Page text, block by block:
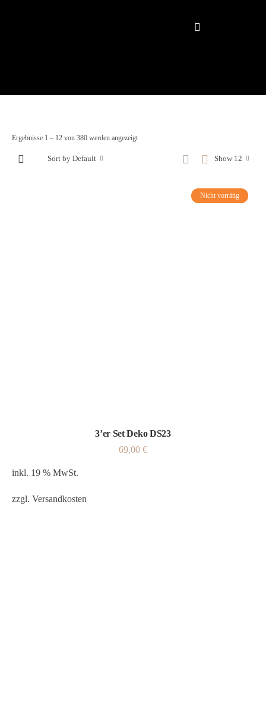
Ergebnisse 1 – 12 von 380 werden angezeigt
Show 12
Sort by Default
Nicht vorrätig
3’er Set Deko DS23
69,00 €
inkl. 19 % MwSt.
zzgl. Versandkosten